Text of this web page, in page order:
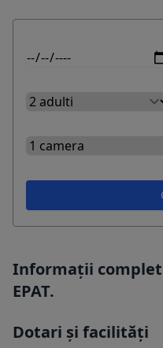
Informații
EPAT.
Dotari și facilități